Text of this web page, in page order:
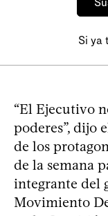
Si ya
“El Ejecutivo
poderes”, dijo
de los
de la semana
integrante del
Movimiento